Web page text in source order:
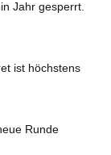
Jahr gesperrt.
ist höchstens
Runde